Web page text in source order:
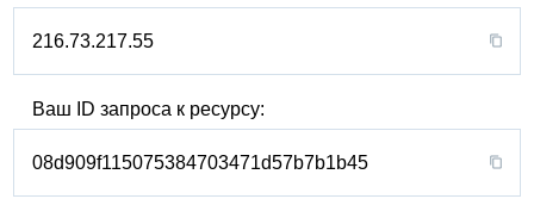
216.73.217.55
Ваш ID запроса к ресурсу:
08d909f115075384703471d57b7b1b45